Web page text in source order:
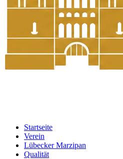
Startseite
Verein
Lübecker Marzipan
Qualität